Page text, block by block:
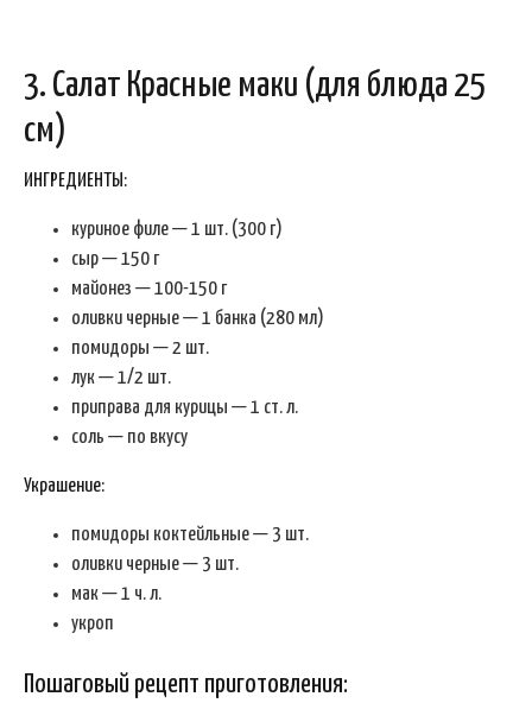
3. Салат Красные маки (для блюда 25
см)
ИНГРЕДИЕНТЫ:
куриное филе — 1 шт. (300 г)
сыр — 150 г
майонез — 100-150 г
оливки черные — 1 банка (280 мл)
помидоры — 2 шт.
лук — 1/2 шт.
приправа для курицы — 1 ст. л.
соль — по вкусу
Украшение:
помидоры коктейльные — 3 шт.
оливки черные — 3 шт.
мак — 1 ч. л.
укроп
Пошаговый рецепт приготовления: